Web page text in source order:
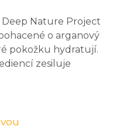
Nature Project
o arganový
pokožku hydratují.
zesiluje